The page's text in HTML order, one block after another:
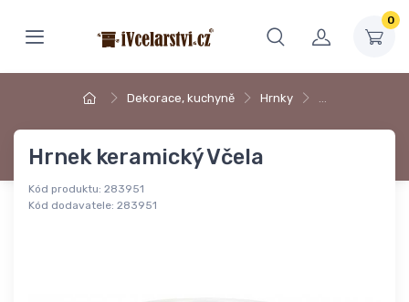
0
Dekorace, kuchyně Hrnky …
Hrnek keramický Včela
Kód produktu: 283951
Kód dodavatele: 283951